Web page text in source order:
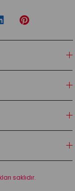
saklıdır.